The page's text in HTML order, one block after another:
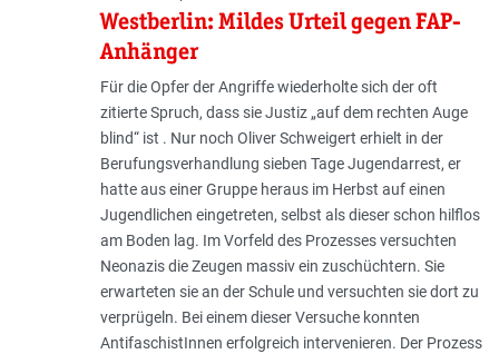
Westberlin: Mildes Urteil gegen FAP-
Anhänger
Für die Opfer der Angriffe wiederholte sich der oft
zitierte Spruch, dass sie Justiz „auf dem rechten Auge
blind“ ist . Nur noch Oliver Schweigert erhielt in der
Berufungsverhandlung sieben Tage Jugendarrest, er
hatte aus einer Gruppe heraus im Herbst auf einen
Jugendlichen eingetreten, selbst als dieser schon hilflos
am Boden lag. Im Vorfeld des Prozesses versuchten
Neonazis die Zeugen massiv ein zuschüchtern. Sie
erwarteten sie an der Schule und versuchten sie dort zu
verprügeln. Bei einem dieser Versuche konnten
AntifaschistInnen erfolgreich intervenieren. Der Prozess